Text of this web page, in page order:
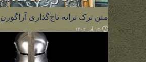
متن ترک ترانه تاج‌گذاری آراگورن
۱۲ آذر ۱۴۰۲